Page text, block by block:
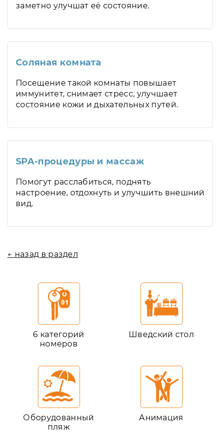
заметно улучшат её состояние.
Соляная комната
Посещение такой комнаты повышает
иммунитет, снимает стресс, улучшает
состояние кожи и дыхательных путей.
SPA-процедуры и массаж
Помогут расслабиться, поднять
настроение, отдохнуть и улучшить внешний
вид.
← назад в раздел
6 категорий
номеров
Шведский стол
Оборудованный
пляж
Анимация